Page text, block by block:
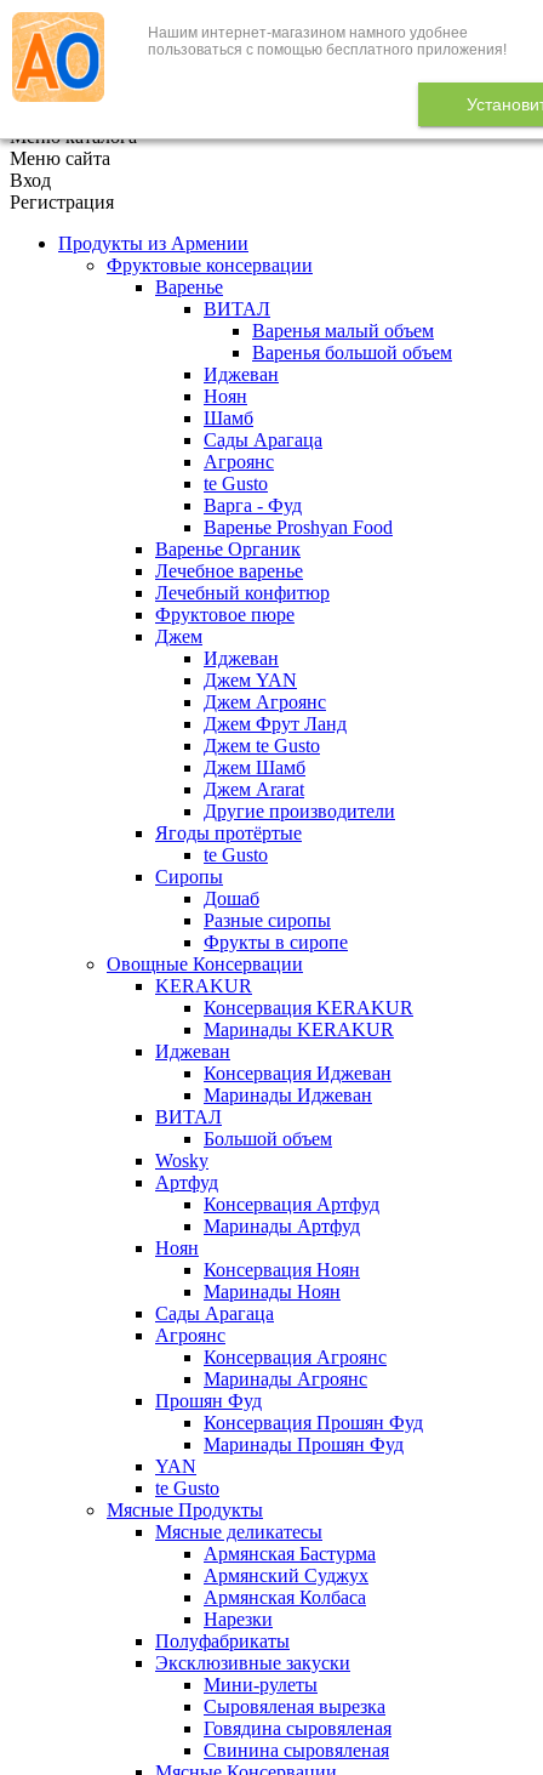
Нашим интернет-магазином намного удобнее
пользоваться с помощью бесплатного приложения!
+7 (495) 646-888-1
В корзине 0
Меню каталога
Меню сайта
Вход
Регистрация
Продукты из Армении
Фруктовые консервации
Варенье
ВИТАЛ
Варенья малый объем
Варенья большой объем
Иджеван
Ноян
Шамб
Сады Арагаца
Агроянс
te Gusto
Варга - Фуд
Варенье Proshyan Food
Варенье Органик
Лечебное варенье
Лечебный конфитюр
Фруктовое пюре
Джем
Иджеван
Джем YAN
Джем Агроянс
Джем Фрут Ланд
Джем te Gusto
Джем Шамб
Джем Ararat
Другие производители
Ягоды протёртые
te Gusto
Сиропы
Дошаб
Разные сиропы
Фрукты в сиропе
Овощные Консервации
KERAKUR
Консервация KERAKUR
Маринады KERAKUR
Иджеван
Консервация Иджеван
Маринады Иджеван
ВИТАЛ
Большой объем
Wosky
Артфуд
Консервация Артфуд
Маринады Артфуд
Ноян
Консервация Ноян
Маринады Ноян
Сады Арагаца
Агроянс
Консервация Агроянс
Маринады Агроянс
Прошян Фуд
Консервация Прошян Фуд
Маринады Прошян Фуд
YAN
te Gusto
Мясные Продукты
Мясные деликатесы
Армянская Бастурма
Армянский Суджух
Армянская Колбаса
Нарезки
Полуфабрикаты
Эксклюзивные закуски
Мини-рулеты
Сыровяленая вырезка
Говядина сыровяленая
Свинина сыровяленая